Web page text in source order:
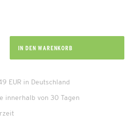
IN DEN WARENKORB
EUR in Deutschland
innerhalb von 30 Tagen